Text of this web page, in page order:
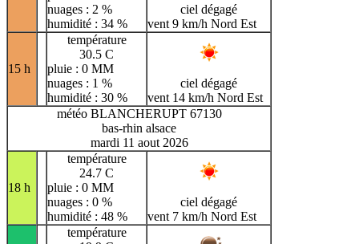
nuages : 2 %
humidité : 34 %
ciel dégagé
vent 9 km/h Nord Est
15 h
température
30.5 C
pluie : 0 MM
nuages : 1 %
humidité : 30 %
ciel dégagé
vent 14 km/h Nord Est
météo BLANCHERUPT 67130
bas-rhin alsace
mardi 11 aout 2026
18 h
température
24.7 C
pluie : 0 MM
nuages : 0 %
humidité : 48 %
ciel dégagé
vent 7 km/h Nord Est
température